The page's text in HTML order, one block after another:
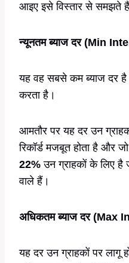
आइए इसे विस्तार से समझते
न्यूनतम ब्याज दर (Min
यह वह सबसे कम ब्याज दर
करता है।
आमतौर पर यह दर उन
रिकॉर्ड मजबूत होता है और
22% उन ग्राहकों के लिए
वाले हैं।
अधिकतम ब्याज दर (Max
यह दर उन ग्राहकों पर लागू